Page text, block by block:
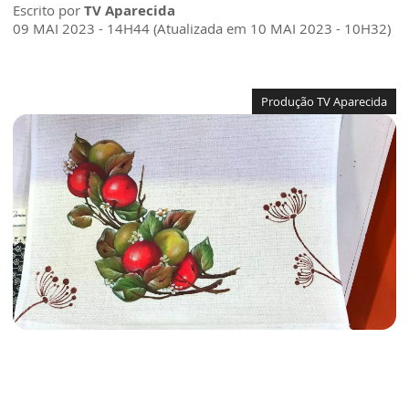
Escrito por TV Aparecida
09 MAI 2023 - 14H44 (Atualizada em 10 MAI 2023 - 10H32)
Produção TV Aparecida